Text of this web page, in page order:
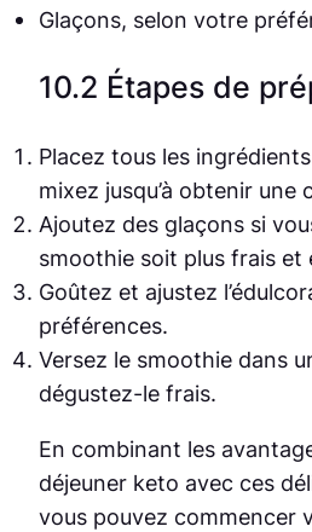
Glaçons, selon votre
10.2 Étapes de
Placez tous les
mixez jusqu’à obtenir une
Ajoutez des glaçons si
smoothie soit plus frais et
Goûtez et ajustez
préférences.
Versez le smoothie dans
dégustez-le frais.
En combinant les
déjeuner keto avec ces
vous pouvez commencer